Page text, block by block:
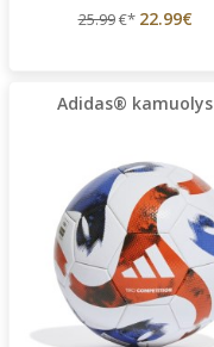
25.99€* 22.99€
Adidas® kamuolys